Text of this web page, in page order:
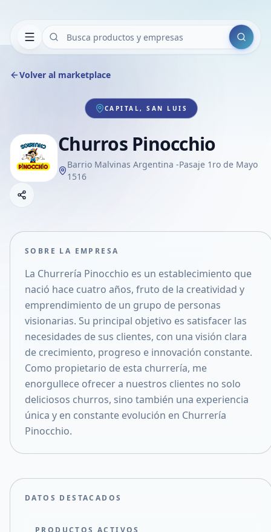
Buscar
Volver al marketplace
CAPITAL, SAN LUIS
Churros Pinocchio
Barrio Malvinas Argentina -Pasaje 1ro de Mayo
1516
Compartir empresa
Compartir en X
SOBRE LA EMPRESA
La Churrería Pinocchio es un establecimiento que
nació hace cuatro años, fruto de la creatividad y
emprendimiento de un grupo de personas
visionarias. Su principal objetivo es satisfacer las
necesidades de sus clientes, con una visión clara
de crecimiento, progreso e innovación constante.
Como propietario de esta churrería, me
enorgullece ofrecer a nuestros clientes no solo
deliciosos churros, sino también una experiencia
única y en constante evolución en Churrería
Pinocchio.
DATOS DESTACADOS
PRODUCTOS ACTIVOS